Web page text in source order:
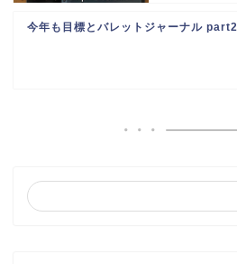
今年も目標とバレットジャーナル part2